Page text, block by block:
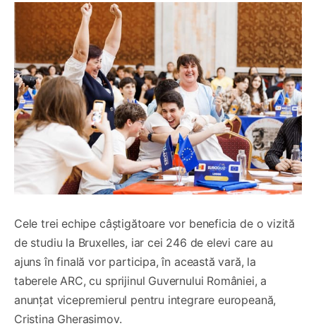
Cele trei echipe câștigătoare vor beneficia de o vizită
de studiu la Bruxelles, iar cei 246 de elevi care au
ajuns în finală vor participa, în această vară, la
taberele ARC, cu sprijinul Guvernului României, a
anunțat vicepremierul pentru integrare europeană,
Cristina Gherasimov.